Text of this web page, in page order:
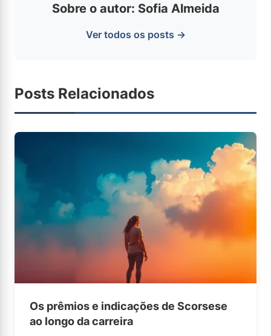
Sobre o autor: Sofia Almeida
Ver todos os posts →
Posts Relacionados
Os prêmios e indicações de Scorsese
ao longo da carreira